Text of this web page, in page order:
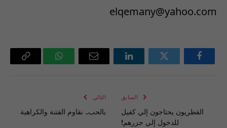
elqemany@yahoo.com
فيسبوك تويتر لينكدإن
البريد
واتساب Copy
السابق
القطريون يحتاجون إلي كفيل
للدخول إلي جزرهم!
التالي
بالحب.. نقاوم الفتنة والكراهية